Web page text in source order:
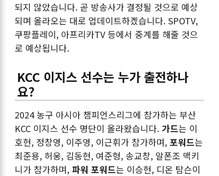
되지 않았습니다. 곧 방송사가 결정될 것으로 예상
되며 올라오는 대로 업데이트하겠습니다. SPOTV,
쿠팡플레이, 아프리카TV 등에서 중계를 해줄 것으
로 예상됩니다.
KCC 이지스 선수는 누가 출전하나
요?
2024 농구 아시아 챔피언스리그에 참가하는 부산
KCC 이지스 선수 명단이 올라왔습니다. 가드는 이
호현, 정창영, 이주영, 이근휘가 참가하며, 포워드는
최준용, 허웅, 김동현, 여준형, 송교창, 알폰조 맥키
니가 참가하며, 파워 포워드는 이승현, 디온 탐슨이